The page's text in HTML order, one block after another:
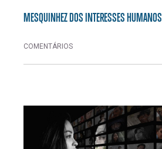
MESQUINHEZ DOS INTERESSES HUMANOS
COMENTÁRIOS